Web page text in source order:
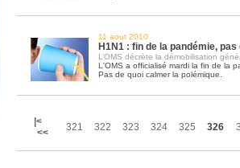
11 aout 2010
H1N1 : fin de la pandémie,
L’OMS décrète la démobilisation
L'OMS a officialisé mardi la fin de la
Pas de quoi calmer la polémique.
|<
<<
321 322 323 324 325 326